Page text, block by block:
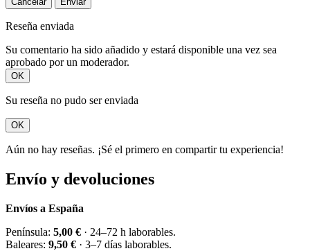
Reseña enviada
Su comentario ha sido añadido y estará disponible una vez sea
aprobado por un moderador.
OK
Su reseña no pudo ser enviada
OK
Aún no hay reseñas. ¡Sé el primero en compartir tu experiencia!
Envío y devoluciones
Envíos a España
Península: 5,00 € · 24–72 h laborables.
Baleares: 9,50 € · 3–7 días laborables.